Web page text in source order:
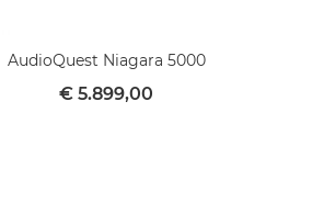
AudioQuest Niagara 5000
€ 5.899,00